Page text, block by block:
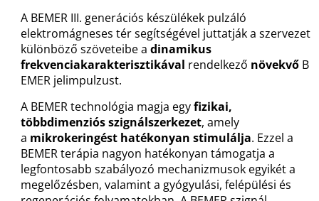
A BEMER III. generációs készülékek pulzáló
elektromágneses tér segítségével juttatják a szervezet
különböző szöveteibe a dinamikus
frekvenciakarakterisztikával rendelkező növekvőB
EMER jelimpulzust.
A BEMER technológia magja egyfizikai,
többdimenziós szignálszerkezet, amely
a mikrokeringést hatékonyan stimulálja. Ezzel a
BEMER terápia nagyon hatékonyan támogatja a
legfontosabb szabályozó mechanizmusok egyikét a
megelőzésben, valamint a gyógyulási, felépülési és